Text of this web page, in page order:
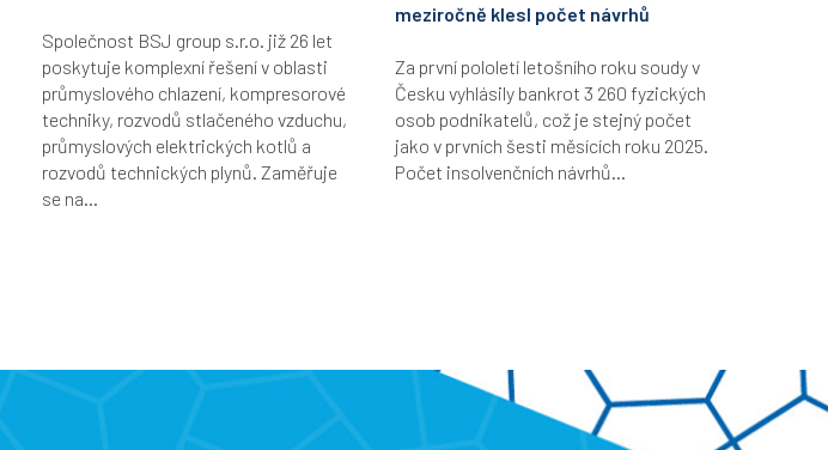
Společnost BSJ group s.r.o. již 26 let
poskytuje komplexní řešení v oblasti
průmyslového chlazení, kompresorové
techniky, rozvodů stlačeného vzduchu,
průmyslových elektrických kotlů a
rozvodů technických plynů. Zaměřuje
se na...
meziročně klesl počet návrhů
Za první pololetí letošního roku soudy v
Česku vyhlásily bankrot 3 260 fyzických
osob podnikatelů, což je stejný počet
jako v prvních šesti měsících roku 2025.
Počet insolvenčních návrhů...